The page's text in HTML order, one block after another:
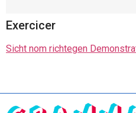
Exercicer
Sicht nom richtegen